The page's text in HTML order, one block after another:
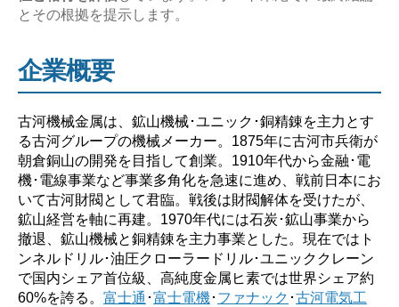
とその根拠を提示します。
企業概要
古河機械金属は、鉱山機械･ユニック･銅精錬を主力とす
る古河グループの機械メーカー。1875年に古河市兵衛が
朝倉銅山の開発を目指して創業。1910年代から金融･電
機･電線事業など事業多角化を急速に進め、戦前日本にお
いて古河財閥として君臨。戦後は財閥解体を受けたが、
鉱山経営を軸に再建。1970年代には石炭･鉱山事業から
撤退、鉱山機械と銅精錬を主力事業とした。現在ではト
ンネルドリル･油圧クローラードリル･ユニッククレーン
で国内シェア首位級、高純度金属ヒ素では世界シェア約
60%を誇る。 富士通 ･富士電機･ ファナック ･古河電気工